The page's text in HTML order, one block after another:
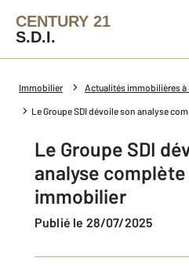
CENTURY 21
S.D.I.
Immobilier Actualités immobilières à
Le Groupe SDI dévoile son analyse
Le Groupe SDI
analyse
immobilier
Publié le 28/07/2025